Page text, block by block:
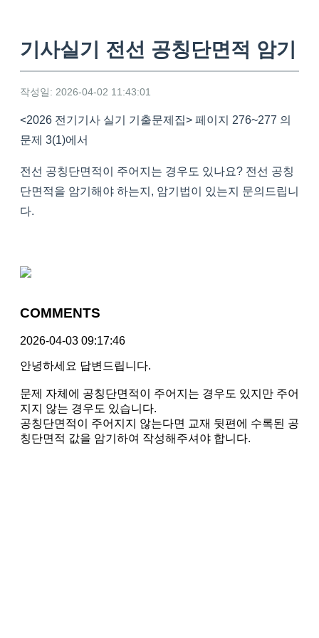
기사실기 전선 공칭단면적 암기
작성일: 2026-04-02 11:43:01
<2026 전기기사 실기 기출문제집> 페이지 276~277 의
문제 3(1)에서
전선 공칭단면적이 주어지는 경우도 있나요? 전선 공칭
단면적을 암기해야 하는지, 암기법이 있는지 문의드립니
다.
COMMENTS
2026-04-03 09:17:46
안녕하세요 답변드립니다.
문제 자체에 공칭단면적이 주어지는 경우도 있지만 주어
지지 않는 경우도 있습니다.
공칭단면적이 주어지지 않는다면 교재 뒷편에 수록된 공
칭단면적 값을 암기하여 작성해주셔야 합니다.